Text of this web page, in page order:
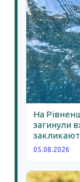
На
загинули
05.08.2026